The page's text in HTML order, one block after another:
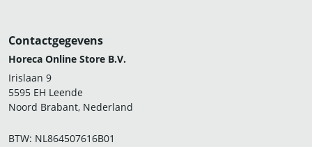
Contactgegevens
Horeca Online Store B.V.
Irislaan 9
5595 EH Leende
Noord Brabant, Nederland
BTW: NL864507616B01